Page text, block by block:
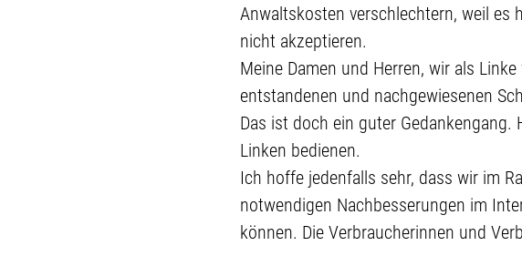
Anwaltskosten verschlechtern, weil es
nicht akzeptieren.
Meine Damen und Herren, wir als
entstandenen und nachgewiesenen
Das ist doch ein guter
Linken bedienen.
Ich hoffe jedenfalls sehr, dass wir im
notwendigen Nachbesserungen im
können. Die Verbraucherinnen und